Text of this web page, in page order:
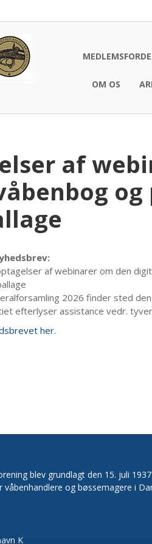
OM OS
af
af webinarer om den
2026 finder sted
efterlyser assistance vedr.
her.
blev grundlagt den 15. juli
og bøssemagere i
K